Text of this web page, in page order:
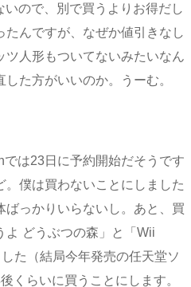
ので、別で買うよりお得だし
んですが、なぜか値引きなし
人形もついてないみたいなん
た方がいいのか。うーむ。
は23日に予約開始だそうです
僕は買わないことにしました
ばっかりいらないし。あと、買
よ どうぶつの森」と「Wii
た（結局今年発売の任天堂ソ
くらいに買うことにします。